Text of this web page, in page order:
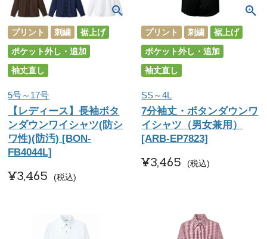
プリント 刺繍
裾上げ
ポケット外し・追加
袖丈直し
5号～17号
【レディース】長袖ボタ
ンダウンワイシャツ(防シ
ワ性)(防汚) [BON-
FB4044L]
¥3,465 税込
プリント 刺繍
裾上げ
ポケット外し・追加
袖丈直し
SS～4L
7分袖丈・ボタンダウンワ
イシャツ（男女兼用）
[ARB-EP7823]
¥3,465 税込